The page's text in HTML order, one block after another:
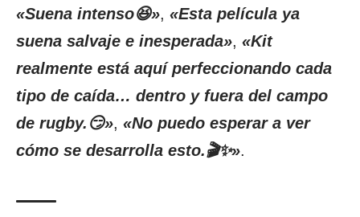
«Suena intenso😆», «Esta película ya
suena salvaje e inesperada», «Kit
realmente está aquí perfeccionando cada
tipo de caída… dentro y fuera del campo
de rugby.😏», «No puedo esperar a ver
cómo se desarrolla esto.🎬✨».